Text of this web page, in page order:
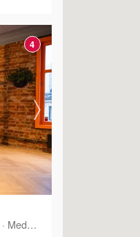
4
· Medbrakt drikke tillatt